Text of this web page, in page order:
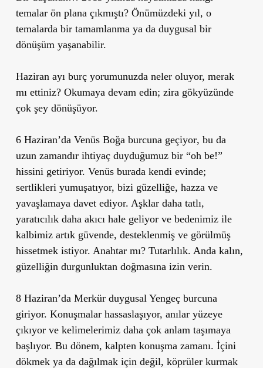
temalar ön plana çıkmıştı?Önümüzdeki yıl, o
temalarda bir tamamlanma ya da duygusal bir
dönüşüm yaşanabilir.
Haziran ayı burç yorumunuzda neler oluyor, merak
mı ettiniz? Okumaya devam edin; zira gökyüzünde
çok şey dönüşüyor.
6 Haziran’da Venüs Boğa burcuna geçiyor, bu da
uzun zamandır ihtiyaç duyduğumuz bir“oh be!”
hissini getiriyor. Venüs burada kendi evinde;
sertlikleri yumuşatıyor, bizi güzelliğe, hazza ve
yavaşlamaya davet ediyor. Aşklar daha tatlı,
yaratıcılık daha akıcı hale geliyor ve bedenimiz ile
kalbimiz artık güvende, desteklenmiş ve görülmüş
hissetmek istiyor. Anahtar mı? Tutarlılık. Anda kalın,
güzelliğin durgunluktan doğmasına izin verin.
8 Haziran’da Merkür duygusal Yengeç burcuna
giriyor. Konuşmalar hassaslaşıyor, anılar yüzeye
çıkıyor ve kelimelerimiz daha çok anlam taşımaya
başlıyor. Bu dönem, kalpten konuşma zamanı. İçini
dökmek ya da dağılmak için değil, köprüler kurmak